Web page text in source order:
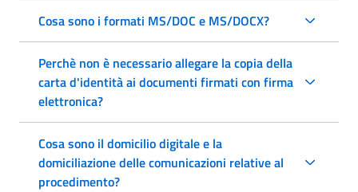
Cosa sono i formati MS/DOC e MS/DOCX?
Perchè non è necessario allegare la copia della
carta d'identità ai documenti firmati con firma
elettronica?
Cosa sono il domicilio digitale e la
domiciliazione delle comunicazioni relative al
procedimento?